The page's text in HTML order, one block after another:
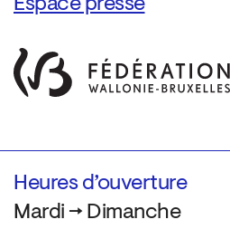
Espace presse
Heures d’ouverture
Mardi → Dimanche